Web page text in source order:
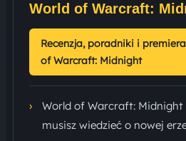
World of Warcraft:
Recenzja, poradniki i
of Warcraft: Midnight
›
World of Warcraft: Midnight
musisz wiedzieć o nowej